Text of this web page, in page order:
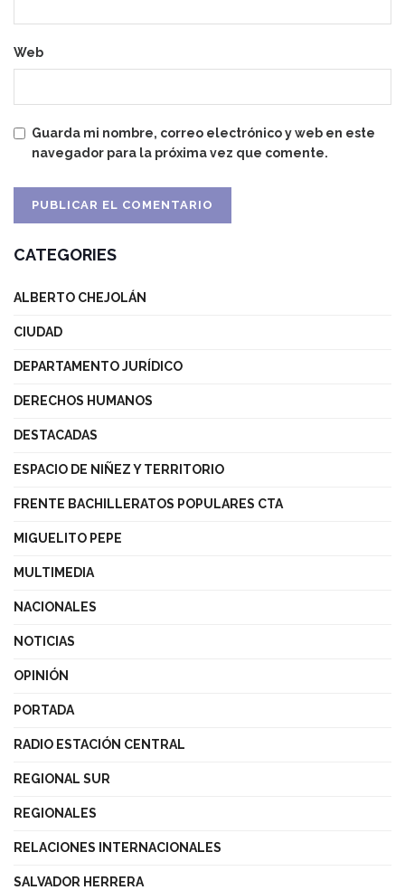
Web
Guarda mi nombre, correo electrónico y web en este
navegador para la próxima vez que comente.
CATEGORIES
ALBERTO CHEJOLÁN
CIUDAD
DEPARTAMENTO JURÍDICO
DERECHOS HUMANOS
DESTACADAS
ESPACIO DE NIÑEZ Y TERRITORIO
FRENTE BACHILLERATOS POPULARES CTA
MIGUELITO PEPE
MULTIMEDIA
NACIONALES
NOTICIAS
OPINIÓN
PORTADA
RADIO ESTACIÓN CENTRAL
REGIONAL SUR
REGIONALES
RELACIONES INTERNACIONALES
SALVADOR HERRERA